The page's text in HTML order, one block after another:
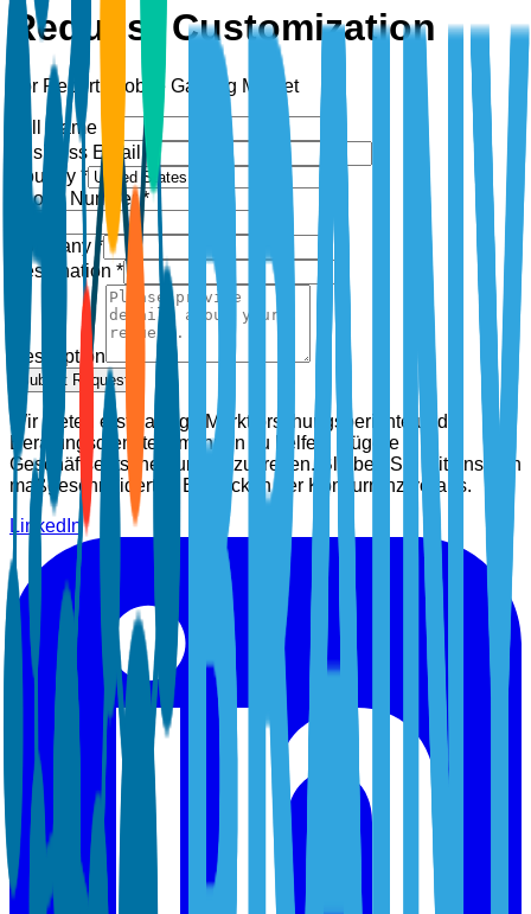
Request Customization
For Report: Mobile Gaming Market
Full Name *
Business Email *
Country *
Phone Number *
Company *
Designation *
Description
Submit Request
Wir bieten erstklassige Marktforschungsberichte und
Beratungsdienste, um Ihnen zu helfen, klügere
Geschäftsentscheidungen zu treffen. Bleiben Sie mit unseren
maßgeschneiderten Einblicken der Konkurrenz voraus.
LinkedIn